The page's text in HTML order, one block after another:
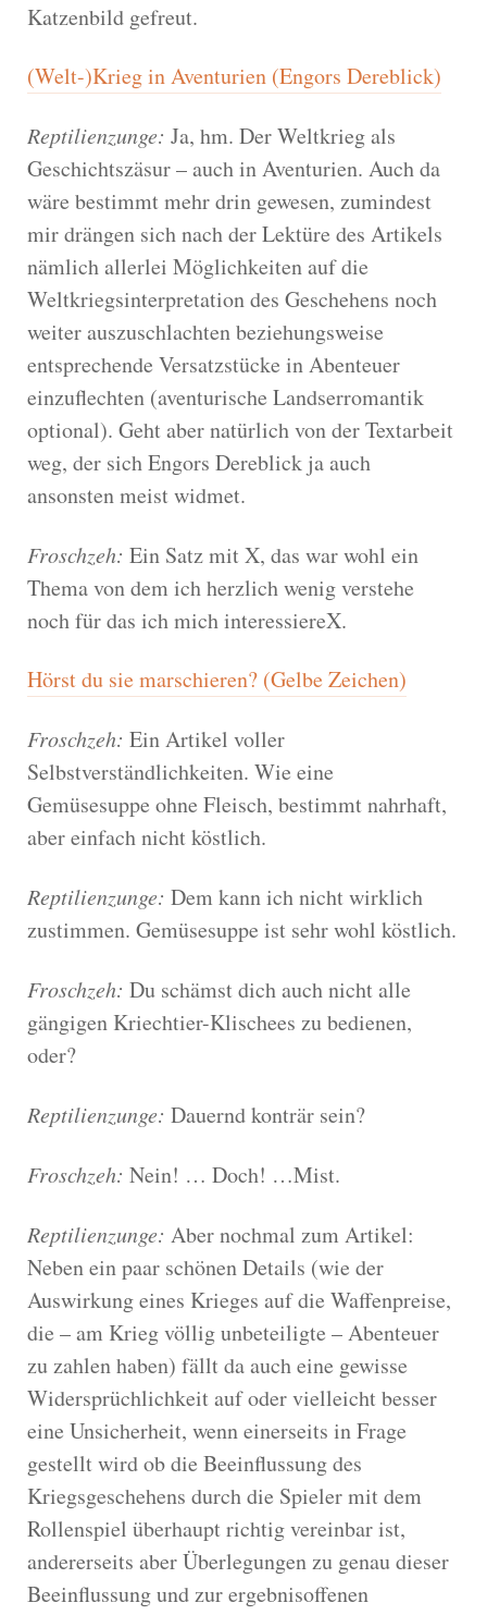
Katzenbild gefreut.
(Welt-)Krieg in Aventurien (Engors Dereblick)
Reptilienzunge: Ja, hm. Der Weltkrieg als
Geschichtszäsur – auch in Aventurien. Auch da
wäre bestimmt mehr drin gewesen, zumindest
mir drängen sich nach der Lektüre des Artikels
nämlich allerlei Möglichkeiten auf die
Weltkriegsinterpretation des Geschehens noch
weiter auszuschlachten beziehungsweise
entsprechende Versatzstücke in Abenteuer
einzuflechten (aventurische Landserromantik
optional). Geht aber natürlich von der Textarbeit
weg, der sich Engors Dereblick ja auch
ansonsten meist widmet.
Froschzeh: Ein Satz mit X, das war wohl ein
Thema von dem ich herzlich wenig verstehe
noch für das ich mich interessiereX.
Hörst du sie marschieren? (Gelbe Zeichen)
Froschzeh: Ein Artikel voller
Selbstverständlichkeiten. Wie eine
Gemüsesuppe ohne Fleisch, bestimmt nahrhaft,
aber einfach nicht köstlich.
Reptilienzunge: Dem kann ich nicht wirklich
zustimmen. Gemüsesuppe ist sehr wohl köstlich.
Froschzeh: Du schämst dich auch nicht alle
gängigen Kriechtier-Klischees zu bedienen,
oder?
Reptilienzunge: Dauernd konträr sein?
Froschzeh: Nein! … Doch! …Mist.
Reptilienzunge: Aber nochmal zum Artikel:
Neben ein paar schönen Details (wie der
Auswirkung eines Krieges auf die Waffenpreise,
die – am Krieg völlig unbeteiligte – Abenteuer
zu zahlen haben) fällt da auch eine gewisse
Widersprüchlichkeit auf oder vielleicht besser
eine Unsicherheit, wenn einerseits in Frage
gestellt wird ob die Beeinflussung des
Kriegsgeschehens durch die Spieler mit dem
Rollenspiel überhaupt richtig vereinbar ist,
andererseits aber Überlegungen zu genau dieser
Beeinflussung und zur ergebnisoffenen